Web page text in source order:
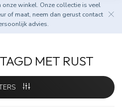
winkel. Onze collectie is veel
of maat, neem dan gerust contact
advies.
MET RUST